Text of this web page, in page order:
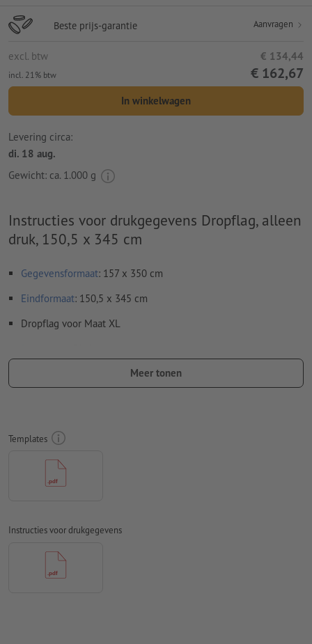
Beste prijs-garantie Aanvragen
excl. btw € 134,44
incl. 21% btw € 162,67
In winkelwagen
Levering circa:
di. 18 aug.
Gewicht: ca. 1.000 g
Instructies voor drukgegevens Dropflag, alleen
druk, 150,5 x 345 cm
Gegevensformaat: 157 x 350 cm
Eindformaat: 150,5 x 345 cm
Dropflag voor Maat XL
moeten volledig worden ingesloten of omgezet
naar krommen
Spel- en zetfouten
Overdrukinstellingen
Commentaren
Hoe maak ik afdrukgegevens correct?
Meer tonen
Templates
Instructies voor drukgegevens